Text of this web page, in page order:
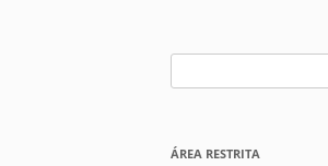
por:
ÁREA RESTRITA